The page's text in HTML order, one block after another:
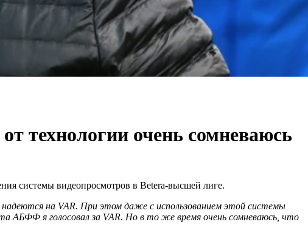
технологии очень сомневаюсь
системы видеопросмотров в Betera-высшей лиге.
надеются на VAR. При этом даже с использованием этой системы
АБФФ я голосовал за VAR. Но в то же время очень сомневаюсь, что